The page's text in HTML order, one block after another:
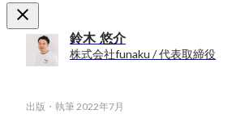
鈴木 悠介
株式会社funaku / 代表取締役
出版・執筆 2022年7月